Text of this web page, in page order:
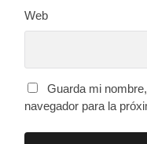
Web
Guarda mi
navegador para la